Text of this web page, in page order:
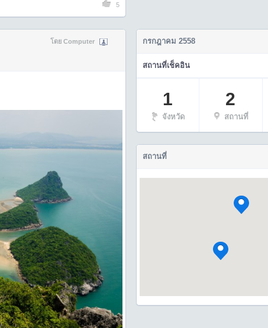
5
โดย Computer กรกฎาคม 2558
สถานที่เช็คอิน
1
จังหวัด
2
สถานที่
สถานที่